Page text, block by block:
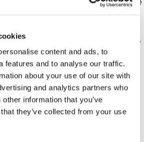
content and ads, to
features and to analyse our traffic.
about your use of our site with
and analytics partners who
information that you’ve
they’ve collected from your use
fra energi- eller
en fordel. Eni Corporate
som forvalter informasjon,
opplæring og
Det er Enis institusjonelle
Italienske og internasjonale
for utvikling og spredning av
mars 2010. For mer informasjon,
Bjørn Ravndal på tlf